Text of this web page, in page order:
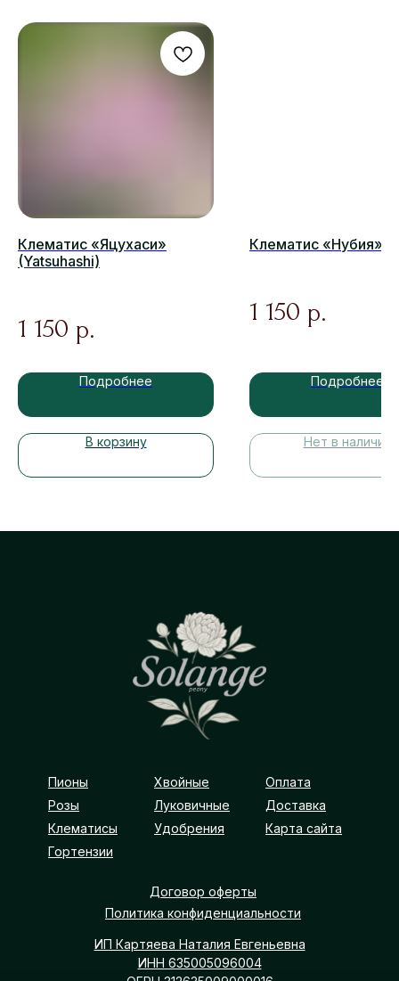
Клематис «Яцухаси»
(Yatsuhashi)
1 150 р.
Подробнее
В корзину
Клематис «Нубия»
1 150 р.
Подробнее
Нет в наличии
Оплата
Карта сайта
Доставка
Удобрения
Луковичные
Хвойные
Гортензии
Клематисы
Розы
Пионы
Договор оферты
Политика конфиденциальности
ИП Картяева Наталия Евгеньевна
ИНН 635005096004